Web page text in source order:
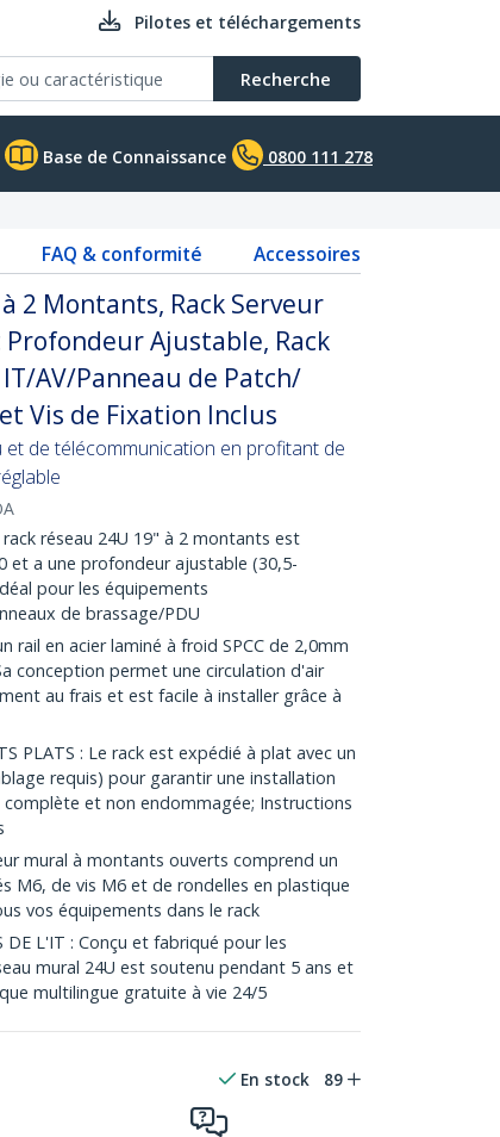
Pilotes et téléchargements
Recherche
Base de Connaissance 0800 111 278
FAQ & conformité Accessoires
2 Montants, Rack Serveur
Profondeur Ajustable, Rack
AV/Panneau de Patch/
Vis de Fixation Inclus
de télécommunication en profitant de
rack réseau 24U 19" à 2 montants est
et a une profondeur ajustable (30,5-
pour les équipements
de brassage/PDU
rail en acier laminé à froid SPCC de 2,0mm
conception permet une circulation d'air
au frais et est facile à installer grâce à
PLATS : Le rack est expédié à plat avec un
requis) pour garantir une installation
complète et non endommagée; Instructions
mural à montants ouverts comprend un
M6, de vis M6 et de rondelles en plastique
vos équipements dans le rack
DE L'IT : Conçu et fabriqué pour les
mural 24U est soutenu pendant 5 ans et
multilingue gratuite à vie 24/5
En stock 89